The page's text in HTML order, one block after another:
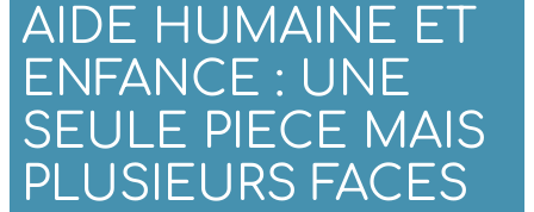
AIDE HUMAINE ET
ENFANCE : UNE
SEULE PIECE MAIS
PLUSIEURS FACES